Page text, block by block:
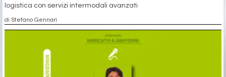
logistica con servizi intermodali avanzati
di Stefano Gennari